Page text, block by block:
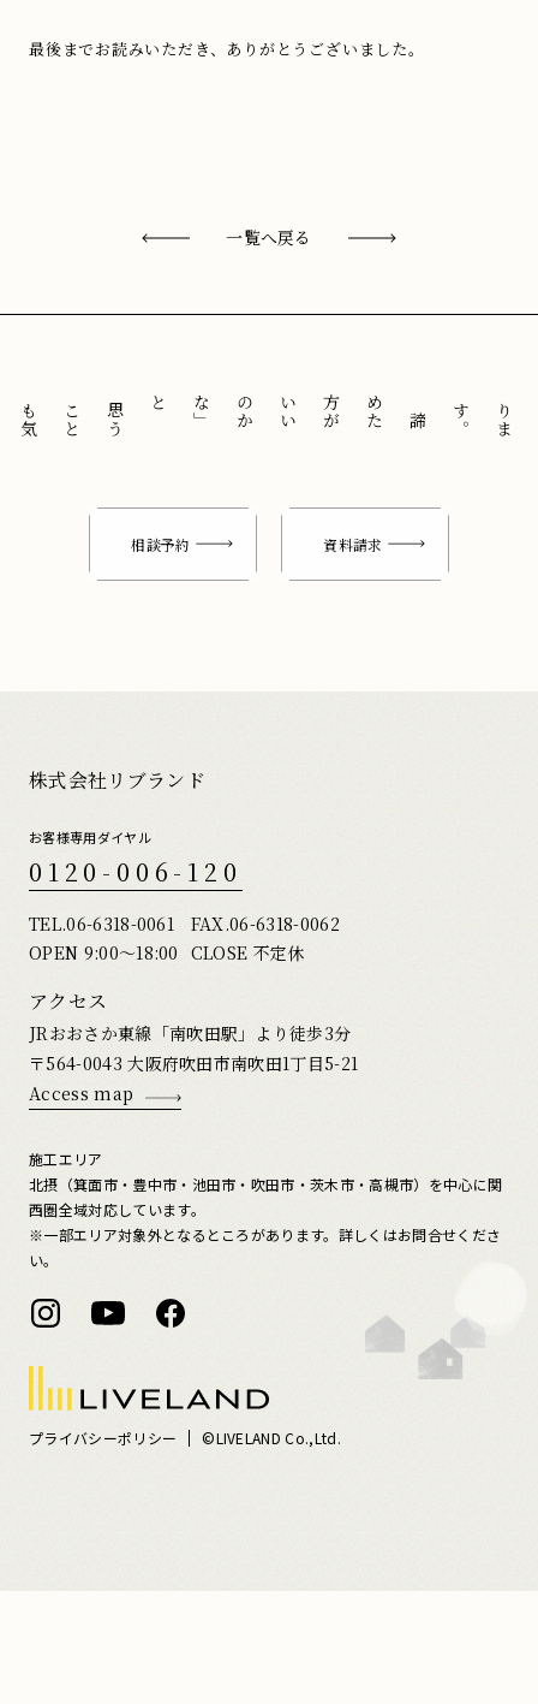
最後までお読みいただき、ありがとうございました。
一覧へ戻る
。
「
諦
め
た
方
が
い
い
の
か
な
」
と
思
う
こ
と
も
気
に
せ
ずに
相談予約 資料請求
株式会社リブランド
お客様専用ダイヤル
0120-006-120
TEL.06-6318-0061
FAX.06-6318-0062
OPEN 9:00〜18:00 CLOSE 不定休
アクセス
JRおおさか東線「南吹田駅」より徒歩3分
〒564-0043 大阪府吹田市南吹田1丁目5-21
Access map
施工エリア
北摂（箕面市・豊中市・池田市・吹田市・茨木市・高槻市）を中心に関
西圏全域対応しています。
※一部エリア対象外となるところがあります。詳しくはお問合せくださ
い。
プライバシーポリシー ©LIVELAND Co.,Ltd.